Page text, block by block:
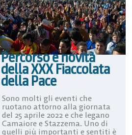
Percorso e novità
della XXX Fiaccolata
della Pace
Sono molti gli eventi che
ruotano attorno alla giornata
del 25 aprile 2022 e che legano
Camaiore e Stazzema. Uno di
quelli più importanti e sentiti è